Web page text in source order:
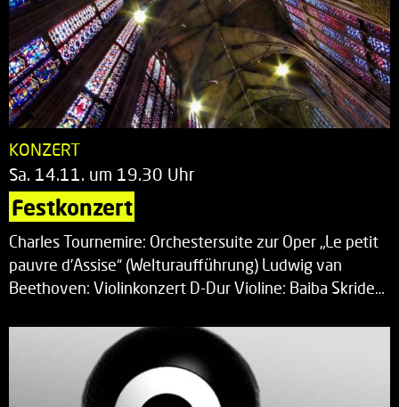
KONZERT
Sa. 14.11. um 19.30 Uhr
Festkonzert
Charles Tournemire: Orchestersuite zur Oper „Le petit
pauvre d’Assise“ (Welturaufführung) Ludwig van
Beethoven: Violinkonzert D-Dur Violine: Baiba Skride…